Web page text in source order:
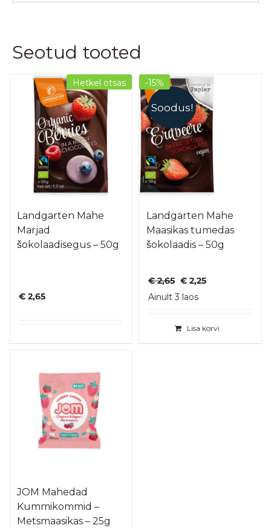
Seotud tooted
Hetkel otsas
Landgarten Mahe
Marjad
šokolaadisegus – 50g
€ 2,65
Soodus!
-15%
Landgarten Mahe
Maasikas tumedas
šokolaadis – 50g
€2,65 Algne
hind
€ 2,25Praegune
Ainult 3 laos
Lisa korvi
JOM Mahedad
Kummikommid –
Metsmaasikas – 25g